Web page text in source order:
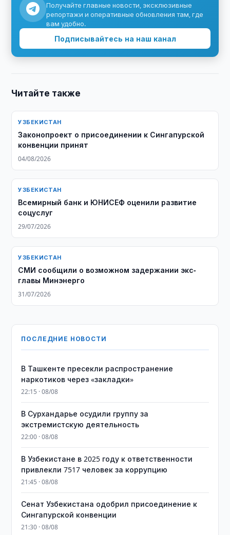
Получайте главные новости, эксклюзивные
репортажи и оперативные обновления там, где
вам удобно.
Подписывайтесь на наш канал
Читайте также
УЗБЕКИСТАН
Законопроект о присоединении к Сингапурской
конвенции принят
04/08/2026
УЗБЕКИСТАН
Всемирный банк и ЮНИСЕФ оценили развитие
соцуслуг
29/07/2026
УЗБЕКИСТАН
СМИ сообщили о возможном задержании экс-
главы Минэнерго
31/07/2026
ПОСЛЕДНИЕ НОВОСТИ
В Ташкенте пресекли распространение
наркотиков через «закладки»
22:15 · 08/08
В Сурхандарье осудили группу за
экстремистскую деятельность
22:00 · 08/08
В Узбекистане в 2025 году к ответственности
привлекли 7517 человек за коррупцию
21:45 · 08/08
Сенат Узбекистана одобрил присоединение к
Сингапурской конвенции
21:30 · 08/08